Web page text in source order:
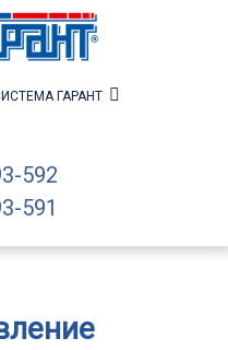
ГАРАНТ
592
591